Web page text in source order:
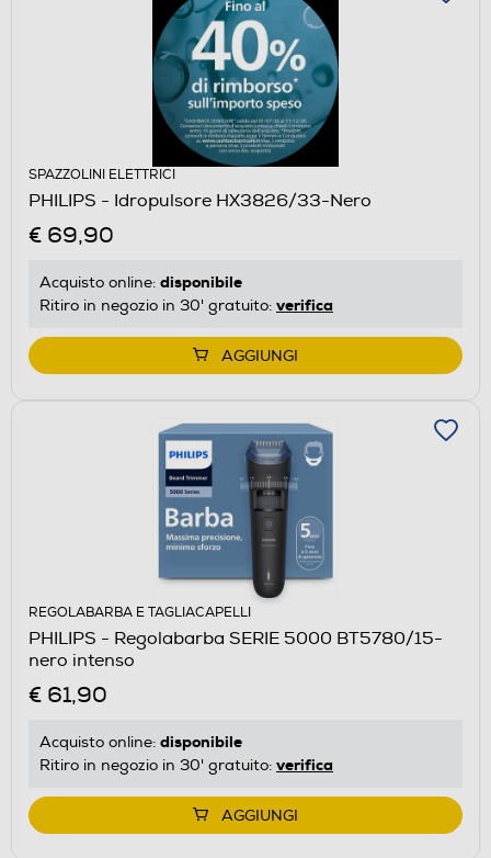
SPAZZOLINI ELETTRICI
PHILIPS - Idropulsore HX3826/33-Nero
€ 69,90
Acquisto online: disponibile
Ritiro in negozio in 30' gratuito: verifica
AGGIUNGI
REGOLABARBA E TAGLIACAPELLI
PHILIPS - Regolabarba SERIE 5000 BT5780/15-
nero intenso
€ 61,90
Acquisto online: disponibile
Ritiro in negozio in 30' gratuito: verifica
AGGIUNGI